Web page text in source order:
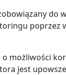
do
poprzez
możliwości
jest